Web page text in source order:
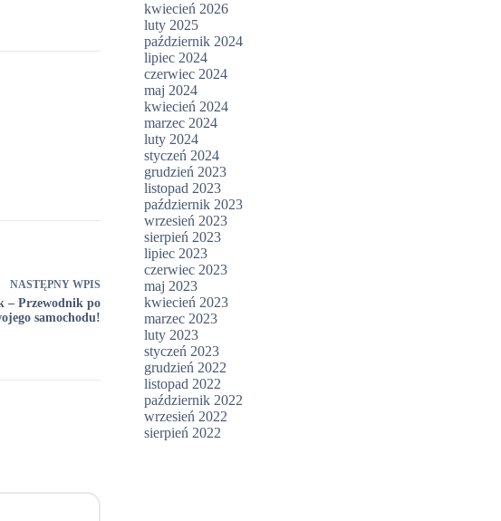
NASTĘPNY WPIS
– Przewodnik po
samochodu!
kwiecień 2026
luty 2025
październik 2024
lipiec 2024
czerwiec 2024
maj 2024
kwiecień 2024
marzec 2024
luty 2024
styczeń 2024
grudzień 2023
listopad 2023
październik 2023
wrzesień 2023
sierpień 2023
lipiec 2023
czerwiec 2023
maj 2023
kwiecień 2023
marzec 2023
luty 2023
styczeń 2023
grudzień 2022
listopad 2022
październik 2022
wrzesień 2022
sierpień 2022